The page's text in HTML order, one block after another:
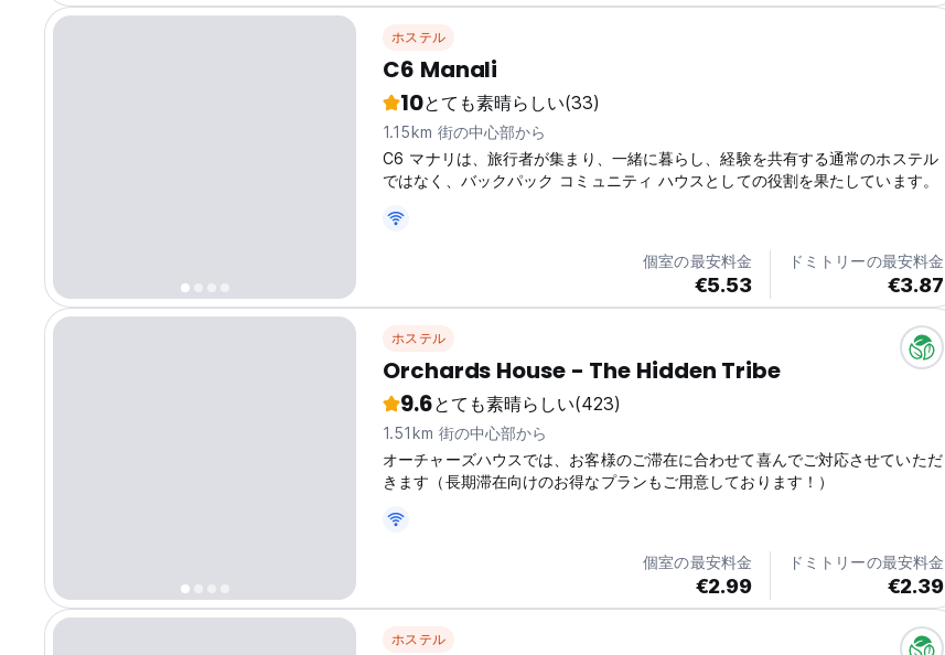
ホステル
C6 Manali
10とても素晴らしい(33)
1.15km 街の中心部から
C6 マナリは、旅行者が集まり、一緒に暮らし、経験を共有する通常のホステル
ではなく、バックパック コミュニティ ハウスとしての役割を果たしています。
個室の最安料金
€5.53
ドミトリーの最安料金
€3.87
ホステル
Orchards House - The Hidden Tribe
9.6とても素晴らしい(423)
1.51km 街の中心部から
オーチャーズハウスでは、お客様のご滞在に合わせて喜んでご対応させていただ
きます（長期滞在向けのお得なプランもご用意しております！）
個室の最安料金
€2.99
ドミトリーの最安料金
€2.39
ホステル